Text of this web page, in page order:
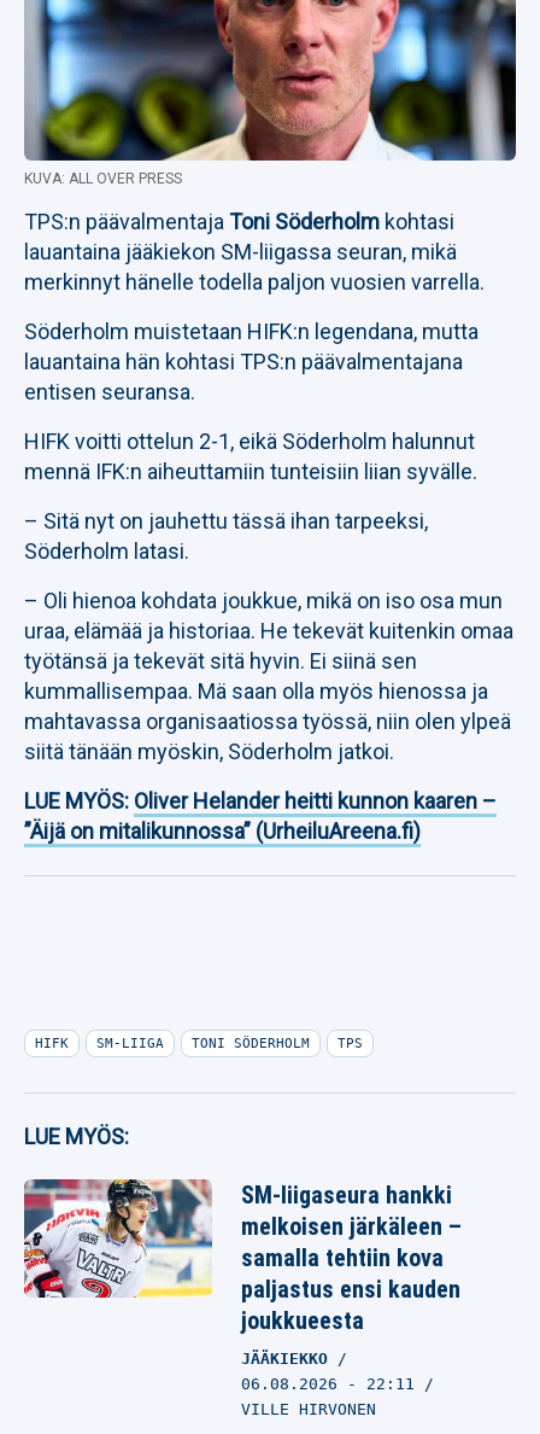
KUVA: ALL OVER PRESS
TPS:n päävalmentaja Toni Söderholm kohtasi
lauantaina jääkiekon SM-liigassa seuran, mikä
merkinnyt hänelle todella paljon vuosien varrella.
Söderholm muistetaan HIFK:n legendana, mutta
lauantaina hän kohtasi TPS:n päävalmentajana
entisen seuransa.
HIFK voitti ottelun 2-1, eikä Söderholm halunnut
mennä IFK:n aiheuttamiin tunteisiin liian syvälle.
– Sitä nyt on jauhettu tässä ihan tarpeeksi,
Söderholm latasi.
– Oli hienoa kohdata joukkue, mikä on iso osa mun
uraa, elämää ja historiaa. He tekevät kuitenkin omaa
työtänsä ja tekevät sitä hyvin. Ei siinä sen
kummallisempaa. Mä saan olla myös hienossa ja
mahtavassa organisaatiossa työssä, niin olen ylpeä
siitä tänään myöskin, Söderholm jatkoi.
LUE MYÖS: Oliver Helander heitti kunnon kaaren –
”Äijä on mitalikunnossa” (UrheiluAreena.fi)
HIFK SM-LIIGA TONI SÖDERHOLM TPS
LUE MYÖS:
SM-liigaseura hankki
melkoisen järkäleen –
samalla tehtiin kova
paljastus ensi kauden
joukkueesta
JÄÄKIEKKO
06.08.2026 - 22:11
VILLE HIRVONEN